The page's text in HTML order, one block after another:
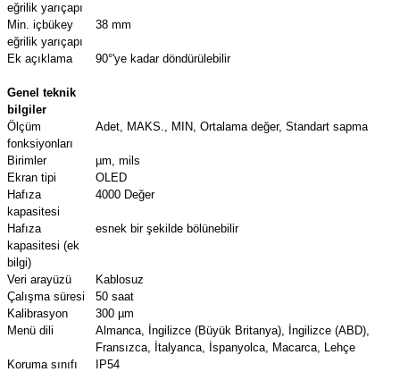
eğrilik yarıçapı
Min. içbükey
eğrilik yarıçapı
38 mm
Ek açıklama 90°'ye kadar döndürülebilir
Genel teknik
bilgiler
Ölçüm
fonksiyonları
Adet, MAKS., MIN, Ortalama değer, Standart sapma
Birimler
µm, mils
Ekran tipi
OLED
Hafıza
kapasitesi
4000 Değer
Hafıza
kapasitesi (ek
bilgi)
esnek bir şekilde bölünebilir
Veri arayüzü
Kablosuz
Çalışma süresi
50 saat
Kalibrasyon
300 µm
Menü dili
Almanca, İngilizce (Büyük Britanya), İngilizce (ABD),
Fransızca, İtalyanca, İspanyolca, Macarca, Lehçe
Koruma sınıfı
IP54